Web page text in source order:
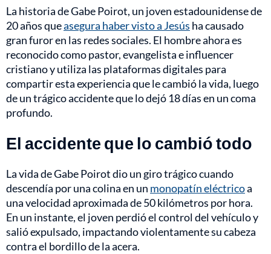
La historia de Gabe Poirot, un joven estadounidense de
20 años queasegura haber visto a Jesús ha causado
gran furor en las redes sociales. El hombre ahora es
reconocido como pastor, evangelista e influencer
cristiano y utiliza las plataformas digitales para
compartir esta experiencia que le cambió la vida, luego
de un trágico accidente que lo dejó 18 días en un coma
profundo.
El accidente que lo cambió todo
La vida de Gabe Poirot dio un giro trágico cuando
descendía por una colina en un monopatín eléctricoa
una velocidad aproximada de 50 kilómetros por hora.
En un instante, el joven perdió el control del vehículo y
salió expulsado, impactando violentamente su cabeza
contra el bordillo de la acera.